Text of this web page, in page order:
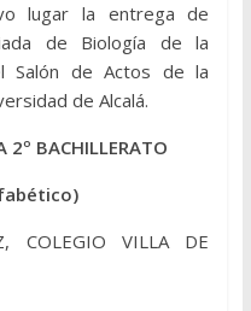
lugar la entrega de
de Biología de la
Salón de Actos de la
de Alcalá.
2º BACHILLERATO
COLEGIO VILLA DE